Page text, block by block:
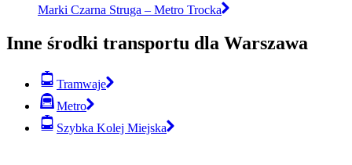
Marki Czarna Struga – Metro Trocka
Inne środki transportu dla Warszawa
Tramwaje
Metro
Szybka Kolej Miejska